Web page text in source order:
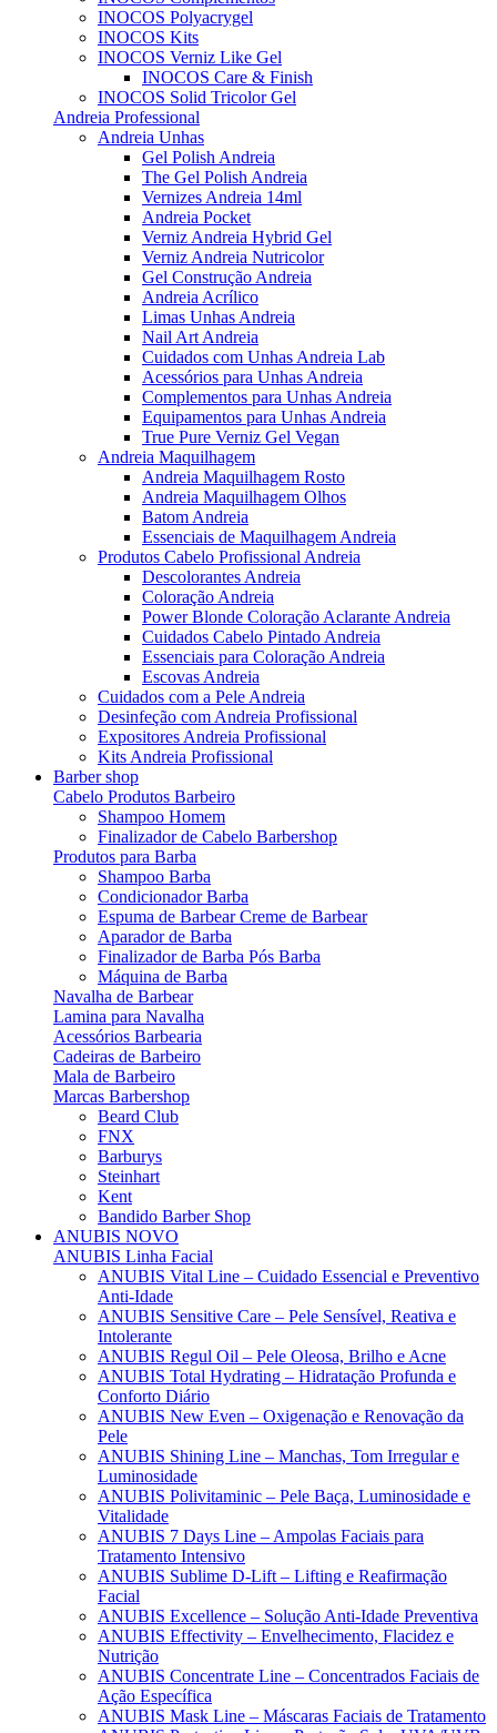
INOCOS Polyacrygel
INOCOS Kits
INOCOS Verniz Like Gel
INOCOS Care & Finish
INOCOS Solid Tricolor Gel
Andreia Professional
Andreia Unhas
Gel Polish Andreia
The Gel Polish Andreia
Vernizes Andreia 14ml
Andreia Pocket
Verniz Andreia Hybrid Gel
Verniz Andreia Nutricolor
Gel Construção Andreia
Andreia Acrílico
Limas Unhas Andreia
Nail Art Andreia
Cuidados com Unhas Andreia Lab
Acessórios para Unhas Andreia
Complementos para Unhas Andreia
Equipamentos para Unhas Andreia
True Pure Verniz Gel Vegan
Andreia Maquilhagem
Andreia Maquilhagem Rosto
Andreia Maquilhagem Olhos
Batom Andreia
Essenciais de Maquilhagem Andreia
Produtos Cabelo Profissional Andreia
Descolorantes Andreia
Coloração Andreia
Power Blonde Coloração Aclarante Andreia
Cuidados Cabelo Pintado Andreia
Essenciais para Coloração Andreia
Escovas Andreia
Cuidados com a Pele Andreia
Desinfeção com Andreia Profissional
Expositores Andreia Profissional
Kits Andreia Profissional
Barber shop
Cabelo Produtos Barbeiro
Shampoo Homem
Finalizador de Cabelo Barbershop
Produtos para Barba
Shampoo Barba
Condicionador Barba
Espuma de Barbear Creme de Barbear
Aparador de Barba
Finalizador de Barba Pós Barba
Máquina de Barba
Navalha de Barbear
Lamina para Navalha
Acessórios Barbearia
Cadeiras de Barbeiro
Mala de Barbeiro
Marcas Barbershop
Beard Club
FNX
Barburys
Steinhart
Kent
Bandido Barber Shop
ANUBIS NOVO
ANUBIS Linha Facial
ANUBIS Vital Line – Cuidado Essencial e Preventivo
Anti-Idade
ANUBIS Sensitive Care – Pele Sensível, Reativa e
Intolerante
ANUBIS Regul Oil – Pele Oleosa, Brilho e Acne
ANUBIS Total Hydrating – Hidratação Profunda e
Conforto Diário
ANUBIS New Even – Oxigenação e Renovação da
Pele
ANUBIS Shining Line – Manchas, Tom Irregular e
Luminosidade
ANUBIS Polivitaminic – Pele Baça, Luminosidade e
Vitalidade
ANUBIS 7 Days Line – Ampolas Faciais para
Tratamento Intensivo
ANUBIS Sublime D-Lift – Lifting e Reafirmação
Facial
ANUBIS Excellence – Solução Anti-Idade Preventiva
ANUBIS Effectivity – Envelhecimento, Flacidez e
Nutrição
ANUBIS Concentrate Line – Concentrados Faciais de
Ação Específica
ANUBIS Mask Line – Máscaras Faciais de Tratamento